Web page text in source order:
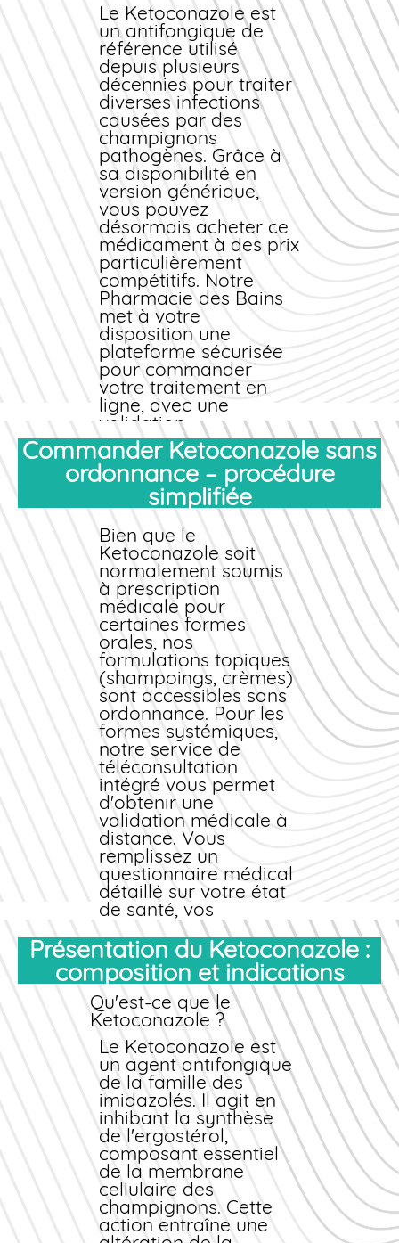
Le Ketoconazole est
un antifongique de
référence utilisé
depuis plusieurs
décennies pour traiter
diverses infections
causées par des
champignons
pathogènes. Grâce à
sa disponibilité en
version générique,
vous pouvez
désormais acheter ce
médicament à des prix
particulièrement
compétitifs. Notre
Pharmacie des Bains
met à votre
disposition une
plateforme sécurisée
pour commander
votre traitement en
ligne, avec une
validation
pharmaceutique
rapide et une livraison
directement à
domicile partouten
France.
Pour unachat pas
cher, nous proposons
plusieurs formats et
concentrations
adaptés à chaque
type d'infection. Nos
stocks permanents
garantissent une
disponibilité
immédiate et un envoi
sous 24 à 48 heures.
Vous bénéficiez ainsi
dumeilleur prixdu
marché tout en
profitant d'un
accompagnement
professionnel et de
conseils personnalisés.
Commander Ketoconazole sans
ordonnance – procédure
simplifiée
Bien que le
Ketoconazole soit
normalement soumis
à prescription
médicale pour
certaines formes
orales, nos
formulations topiques
(shampoings, crèmes)
sont accessibles sans
ordonnance. Pour les
formes systémiques,
notre service de
téléconsultation
intégré vous permet
d'obtenir une
validation médicale à
distance. Vous
remplissez un
questionnaire médical
détaillé sur votre état
de santé, vos
antécédents
hépatiques et vos
traitements en cours.
Notre équipe de
pharmaciens et de
médecins partenaires
examine votre dossier
et valide votre
commandedans les
plus brefs délais.
Cette procédure 100%
conforme à la
législation française
vous offre un accès
simplifié et sécurisé au
Ketoconazole. Vous
évitez les
Présentation du Ketoconazole :
composition et indications
Qu'est-ce que le
Ketoconazole ?
Le Ketoconazole est
un agent antifongique
de la famille des
imidazolés. Il agit en
inhibant la synthèse
de l'ergostérol,
composant essentiel
de la membrane
cellulaire des
champignons. Cette
action entraîne une